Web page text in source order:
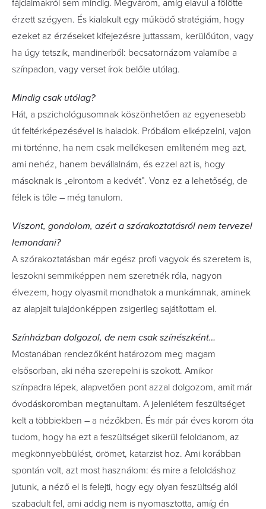
fájdalmakról sem mindig. Megvárom, amíg elavul a fölötte
érzett szégyen. És kialakult egy működő stratégiám, hogy
ezeket az érzéseket kifejezésre juttassam, kerülőúton, vagy
ha úgy tetszik, mandinerből: becsatornázom valamibe a
színpadon, vagy verset írok belőle utólag.
Mindig csak utólag?
Hát, a pszichológusomnak köszönhetően az egyenesebb
út feltérképezésével is haladok. Próbálom elképzelni, vajon
mi történne, ha nem csak mellékesen említeném meg azt,
ami nehéz, hanem bevállalnám, és ezzel azt is, hogy
másoknak is „elrontom a kedvét”. Vonz ez a lehetőség, de
félek is tőle – még tanulom.
Viszont, gondolom, azért a szórakoztatásról nem tervezel
lemondani?
A szórakoztatásban már egész profi vagyok és szeretem is,
leszokni semmiképpen nem szeretnék róla, nagyon
élvezem, hogy olyasmit mondhatok a munkámnak, aminek
az alapjait tulajdonképpen zsigerileg sajátítottam el.
Színházban dolgozol, de nem csak színészként…
Mostanában rendezőként határozom meg magam
elsősorban, aki néha szerepelni is szokott. Amikor
színpadra lépek, alapvetően pont azzal dolgozom, amit már
óvodáskoromban megtanultam. A jelenlétem feszültséget
kelt a többiekben – a nézőkben. És már pár éves korom óta
tudom, hogy ha ezt a feszültséget sikerül feloldanom, az
megkönnyebbülést, örömet, katarzist hoz. Ami korábban
spontán volt, azt most használom: és mire a feloldáshoz
jutunk, a néző el is felejti, hogy egy olyan feszültség alól
szabadult fel, ami addig nem is nyomasztotta, amíg én